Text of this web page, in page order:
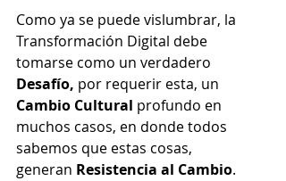
Como ya se puede vislumbrar, la
Transformación Digital debe
tomarse como un verdadero
Desafío, por requerir esta, un
Cambio Cultural profundo en
muchos casos, en donde todos
sabemos que estas cosas,
generan Resistencia al Cambio.